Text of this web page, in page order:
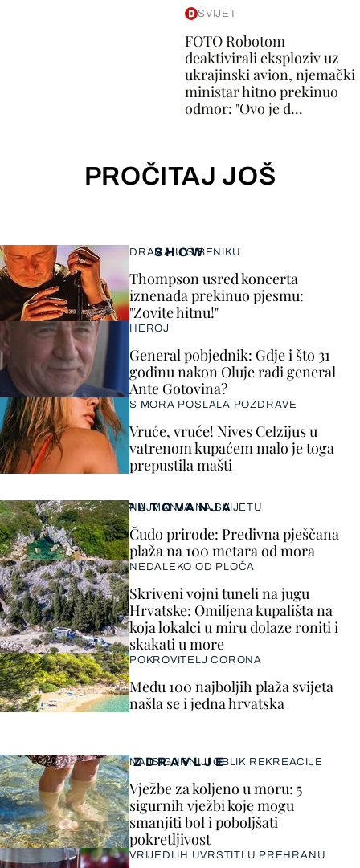
SVIJET
FOTO Robotom
deaktivirali eksploziv uz
ukrajinski avion, njemački
ministar hitno prekinuo
odmor: "Ovo je d...
PROČITAJ JOŠ
SHOW
DRAMA U ŠIBENIKU
Thompson usred koncerta
iznenada prekinuo pjesmu:
"Zovite hitnu!"
HEROJ
General pobjednik: Gdje i što 31
godinu nakon Oluje radi general
Ante Gotovina?
S MORA POSLALA POZDRAVE
Vruće, vruće! Nives Celzijus u
vatrenom kupaćem malo je toga
prepustila mašti
ZDRAVLJE
NAJSIGURNIJI OBLIK REKREACIJE
Vježbe za koljeno u moru: 5
sigurnih vježbi koje mogu
smanjiti bol i poboljšati
pokretljivost
VRIJEDI IH UVRSTITI U PREHRANU
PUTOVANJA
NAJMANJA NA SVIJETU
Čudo prirode: Predivna pješčana
plaža na 100 metara od mora
NEDALEKO OD PLOČA
Skriveni vojni tuneli na jugu
Hrvatske: Omiljena kupališta na
koja lokalci u miru dolaze roniti i
skakati u more
POKROVITELJ CORONA
Među 100 najboljih plaža svijeta
našla se i jedna hrvatska